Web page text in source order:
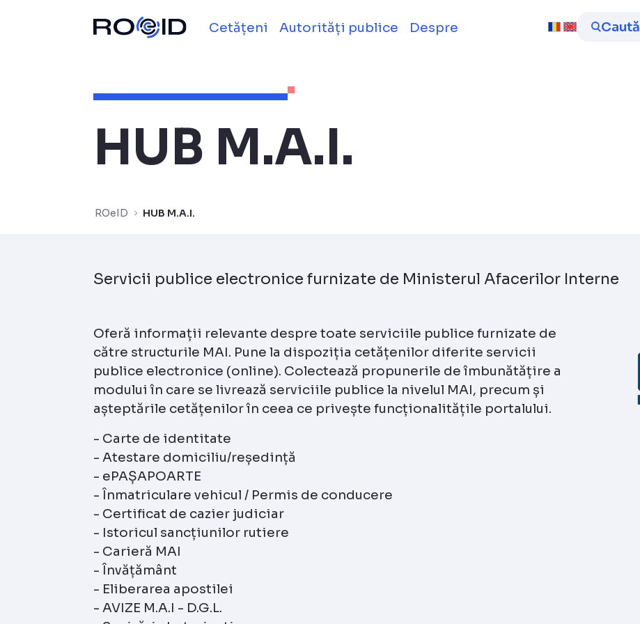
HUB M.A.I. - ROeID
Cetățeni Autorități publice Despre Caută
HUB M.A.I.
ROeID HUB M.A.I.
Servicii publice electronice furnizate de Ministerul Afacerilor Interne
Oferă informații relevante despre toate serviciile publice furnizate de
către structurile MAI. Pune la dispoziția cetățenilor diferite servicii
publice electronice (online). Colectează propunerile de îmbunătățire a
modului în care se livrează serviciile publice la nivelul MAI, precum și
așteptările cetățenilor în ceea ce privește funcționalitățile portalului.
- Carte de identitate
- Atestare domiciliu/reședință
- ePAȘAPOARTE
- Înmatriculare vehicul / Permis de conducere
- Certificat de cazier judiciar
- Istoricul sancțiunilor rutiere
- Carieră MAI
- Învățământ
- Eliberarea apostilei
- AVIZE M.A.I - D.G.L.